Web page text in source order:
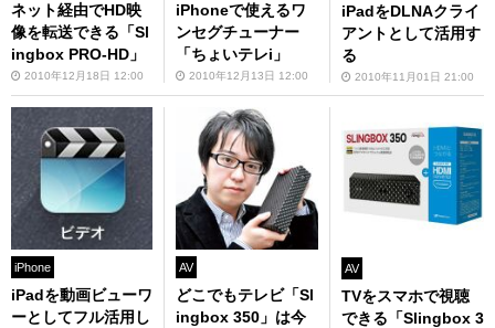
ネット経由でHD映
像を転送できる「Sl
ingbox PRO-HD」
2010年12月18日 12:00
iPhoneで使えるワ
ンセグチューナー
「ちょいテレi」
2010年12月13日 12:00
iPadをDLNAクライ
アントとして活用す
る
2010年11月01日 21:00
iPhone
iPadを動画ビューワ
ーとしてフル活用し
AV
どこでもテレビ「Sl
ingbox 350」は今
AV
TVをスマホで視聴
できる「Slingbox 3